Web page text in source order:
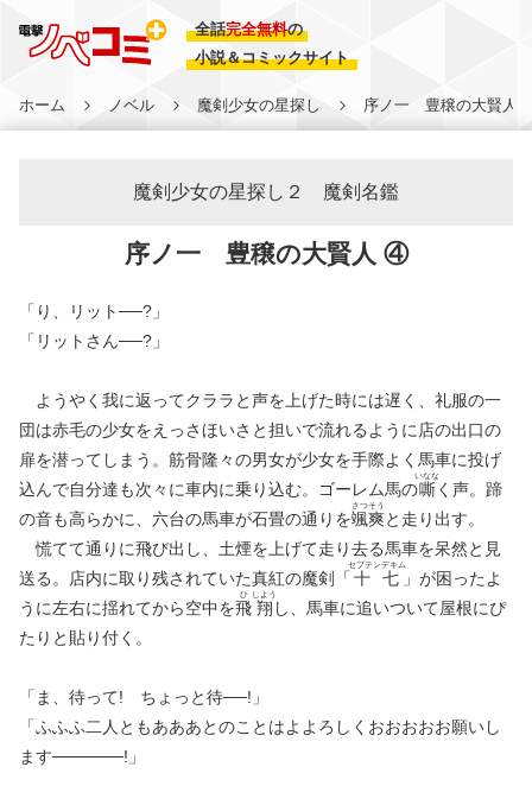
全話完全無料の
小説＆コミックサイト
ホーム ノベル 魔剣少女の星探し 序ノ一 豊穣の大賢人
魔剣少女の星探し２ 魔剣名鑑
序ノ一 豊穣の大賢人 ④
「り、リット──?」
「リットさん──?」
ようやく我に返ってクララと声を上げた時には遅く、礼服の一
団は赤毛の少女をえっさほいさと担いで流れるように店の出口の
扉を潜ってしまう。筋骨隆々の男女が少女を手際よく馬車に投げ
込んで自分達も次々に車内に乗り込む。ゴーレム馬の嘶
いなな
く声。蹄
の音も高らかに、六台の馬車が石畳の通りを颯
さつ
爽
そう
と走り出す。
慌てて通りに飛び出し、土煙を上げて走り去る馬車を呆然と見
送る。店内に取り残されていた真紅の魔剣「 十七
セプテンデキム
」が困ったよ
うに左右に揺れてから空中を飛
ひ
翔
しよう
し、馬車に追いついて屋根にぴ
たりと貼り付く。
「ま、待って! ちょっと待──!」
「ふふふ二人ともあああとのことはよよろしくおおおおお願いし
ます──────!」